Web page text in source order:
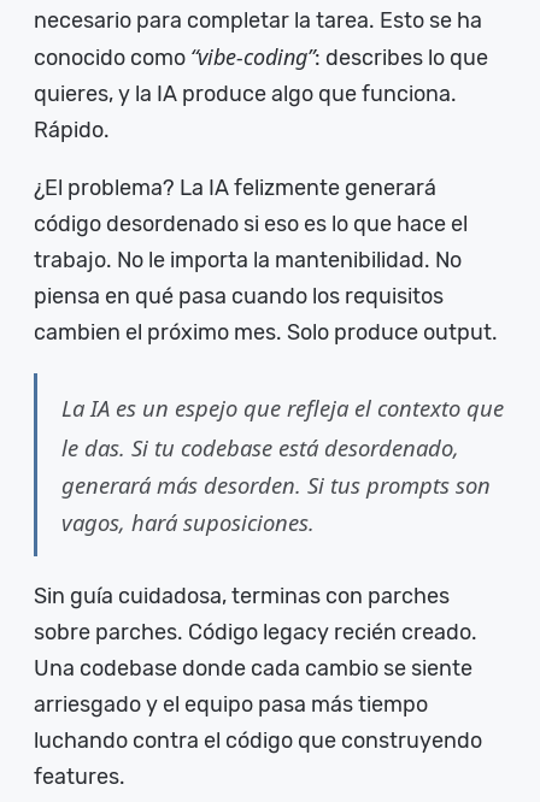
necesario para completar la tarea. Esto se ha
conocido como “vibe-coding”: describes lo que
quieres, y la IA produce algo que funciona.
Rápido.
¿El problema? La IA felizmente generará
código desordenado si eso es lo que hace el
trabajo. No le importa la mantenibilidad. No
piensa en qué pasa cuando los requisitos
cambien el próximo mes. Solo produce output.
La IA es un espejo que refleja el contexto que
le das. Si tu codebase está desordenado,
generará más desorden. Si tus prompts son
vagos, hará suposiciones.
Sin guía cuidadosa, terminas con parches
sobre parches. Código legacy recién creado.
Una codebase donde cada cambio se siente
arriesgado y el equipo pasa más tiempo
luchando contra el código que construyendo
features.